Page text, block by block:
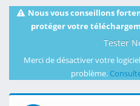
Nous vous conseillons
protéger votre
Tester
Merci de désactiver votre
problème.